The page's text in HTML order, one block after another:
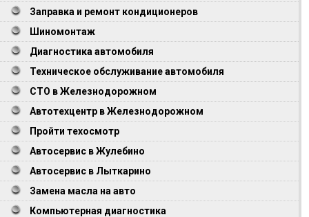
Заправка и ремонт кондиционеров
Шиномонтаж
Диагностика автомобиля
Техническое обслуживание автомобиля
СТО в Железнодорожном
Автотехцентр в Железнодорожном
Пройти техосмотр
Автосервис в Жулебино
Автосервис в Лыткарино
Замена масла на авто
Компьютерная диагностика